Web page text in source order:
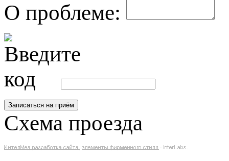
О проблеме:
Схема проезда